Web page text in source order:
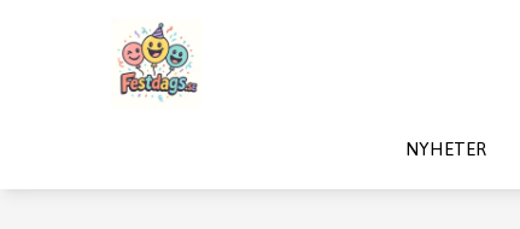
NYHETER